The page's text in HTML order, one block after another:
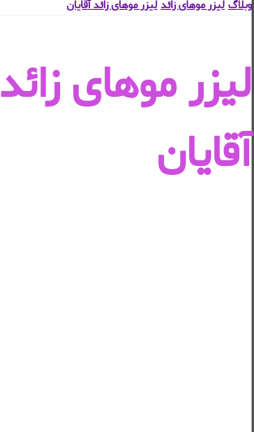
وبلاگلیزر موهای زائدلیزر موهای زائد آقایان
لیزر موهای زائد
آقایان